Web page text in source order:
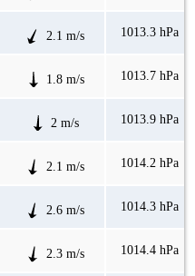
2.1 m/s 1013.3 hPa
1.8 m/s 1013.7 hPa
2 m/s 1013.9 hPa
2.1 m/s 1014.2 hPa
2.6 m/s 1014.3 hPa
2.3 m/s 1014.4 hPa